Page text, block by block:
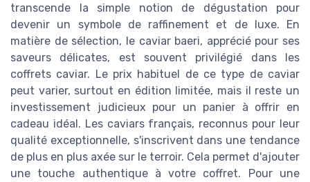
transcende la simple notion de dégustation pour
devenir un symbole de raffinement et de luxe. En
matière de sélection, le caviar baeri, apprécié pour ses
saveurs délicates, est souvent privilégié dans les
coffrets caviar. Le prix habituel de ce type de caviar
peut varier, surtout en édition limitée, mais il reste un
investissement judicieux pour un panier à offrir en
cadeau idéal. Les caviars français, reconnus pour leur
qualité exceptionnelle, s'inscrivent dans une tendance
de plus en plus axée sur le terroir. Cela permet d'ajouter
une touche authentique à votre coffret. Pour une